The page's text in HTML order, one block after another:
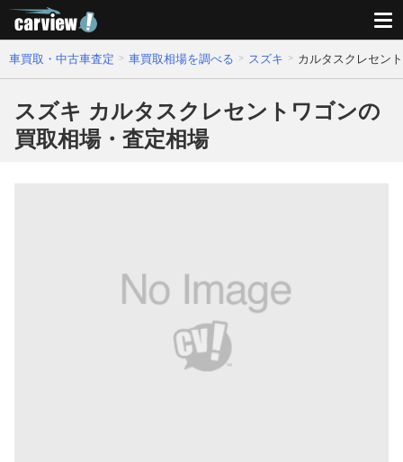
車買取・中古車査定 車買取相場を調べる スズキ カルタスクレセン
スズキ カルタスクレセントワゴンの
買取相場・査定相場